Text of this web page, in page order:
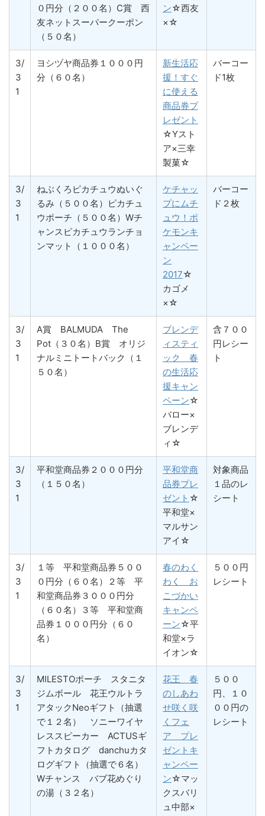
０円分（２００名）C賞 西
友ネットスーパークーポン
（５０名）
ン☆西友
×☆
3/
3
1
ヨシヅヤ商品券１０００円
分（６０名）
新生活応
援！すぐ
に使える
商品券プ
レゼント
☆Yスト
ア×三幸
製菓☆
バーコー
ド1枚
3/
3
1
ねぶくろピカチュウぬいぐ
るみ（５００名）ピカチュ
ウポーチ（５００名）Wチ
ャンスピカチュウランチョ
ンマット（１０００名）
ケチャッ
プにムチ
ュウ！ポ
ケモンキ
ャンペー
ン
2017☆
カゴメ
×☆
バーコー
ド２枚
3/
3
1
A賞 BALMUDA The
Pot（３０名）B賞 オリジ
ナルミニトートバック（１
５０名）
ブレンデ
ィスティ
ック 春
の生活応
援キャン
ペーン☆
バロー×
ブレンデ
ィ☆
含７００
円レシー
ト
3/
3
1
平和堂商品券２０００円分
（１５０名）
平和堂商
品券プレ
ゼント ☆
平和堂×
マルサン
アイ☆
対象商品
１品のレ
シート
3/
3
1
１等 平和堂商品券５００
０円分（６０名）２等 平
和堂商品券３０００円分
（６０名）３等 平和堂商
品券１０００円分（６０
名）
春のわく
わく お
こづかい
キャンペ
ーン☆平
和堂×ラ
イオン☆
５００円
レシート
3/
3
1
MILESTOポーチ スタニタ
ジムボール 花王ウルトラ
アタックNeoギフト（抽選
で１２名） ソニーワイヤ
レススピーカー ACTUSギ
フトカタログ danchuカタ
ログギフト（抽選で６名）
Wチャンス バブ花めぐり
の湯（３２名）
花王 春
のしあわ
せ咲く咲
くフェ
ア プレ
ゼントキ
ャンペー
ン☆マッ
クスバリ
ュ中部×
５００
円、１０
００円の
レシート